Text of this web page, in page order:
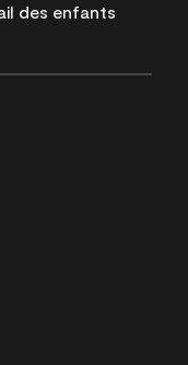
des enfants